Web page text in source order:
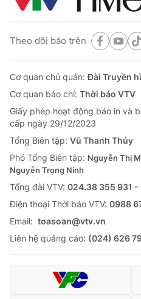
Theo dõi báo trên
Cơ quan chủ quản:Đài Truyền
Cơ quan báo chí: Thời báo VTV
Giấy phép hoạt động báo in và
cấp ngày 29/12/2023
Tổng Biên tập: Vũ Thanh Thủy
Phó Tổng Biên tập: Nguyễn Thị
Nguyễn Trọng Ninh
Tổng đài VTV: 024.38 355 931
Ðiện thoại Thời báo VTV: 0988
Email: toasoan@vtv.vn
Liên hệ quảng cáo: (024) 626